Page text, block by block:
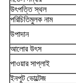
উৎপত্তি স্থল
পরিচিতিমুলক নাম
উপাদান
আলোর উৎস
পাওয়ার সাপ্লাই
ইনপুট ভোল্টেজ